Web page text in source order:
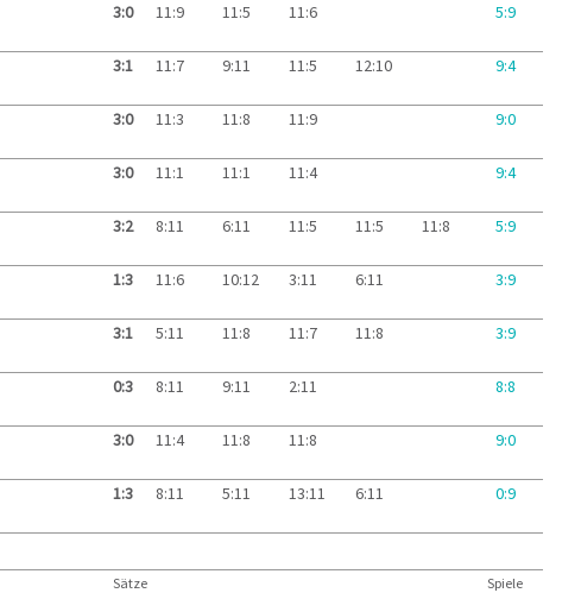
3:0 11:9 11:5 11:6 5:9
3:1 11:7 9:11 11:5 12:10 9:4
3:0 11:3 11:8 11:9 9:0
3:0 11:1 11:1 11:4 9:4
3:2 8:11 6:11 11:5 11:5 11:8 5:9
1:3 11:6 10:12 3:11 6:11 3:9
3:1 5:11 11:8 11:7 11:8 3:9
0:3 8:11 9:11 2:11 8:8
3:0 11:4 11:8 11:8 9:0
1:3 8:11 5:11 13:11 6:11 0:9
Sätze Spiele